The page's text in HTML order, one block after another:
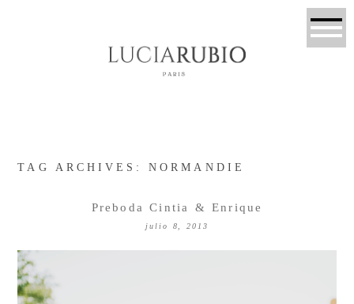
TAG ARCHIVES:NORMANDIE
Preboda Cintia & Enrique
julio 8, 2013